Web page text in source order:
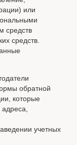
или
средств
средств.
обратной
которые
учетных